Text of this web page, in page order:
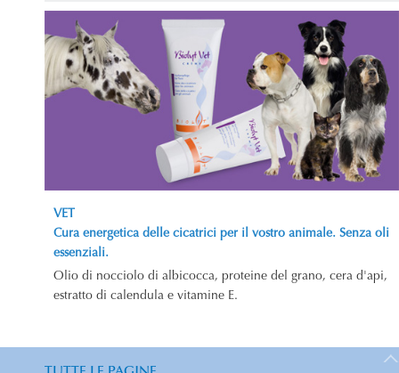
VET
Cura energetica delle cicatrici per il vostro animale. Senza oli
essenziali.
Olio di nocciolo di albicocca, proteine del grano, cera d'api,
estratto di calendula e vitamine E.